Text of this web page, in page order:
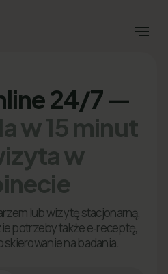
24/7 —
w 15 minut
w
lub wizytę stacjonarną,
potrzeby także e‑receptę,
na badania.